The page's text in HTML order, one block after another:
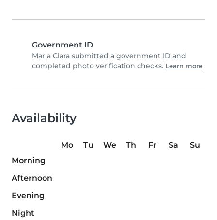
Government ID
Maria Clara submitted a government ID and
completed photo verification checks. Learn more
Availability
Mo Tu We Th Fr Sa
Su
Morning
Afternoon
Evening
Night